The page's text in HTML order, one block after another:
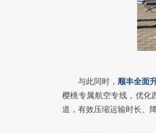
与此同时， 顺丰全面
樱桃专属航空专线，优化
道，有效压缩运输时长、